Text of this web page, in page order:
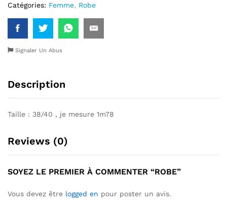
Catégories: Femme, Robe
Signaler Un Abus
Description
Taille : 38/40 , je mesure 1m78
Reviews (0)
SOYEZ LE PREMIER À COMMENTER “ROBE”
Vous devez être logged en pour poster un avis.